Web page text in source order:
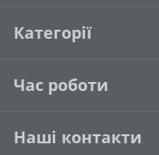
Категорії
Час роботи
Наші контакти